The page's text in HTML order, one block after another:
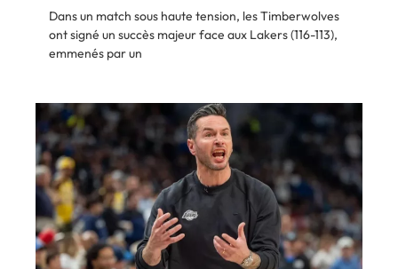
Dans un match sous haute tension, les Timberwolves
ont signé un succès majeur face aux Lakers (116-113),
emmenés par un